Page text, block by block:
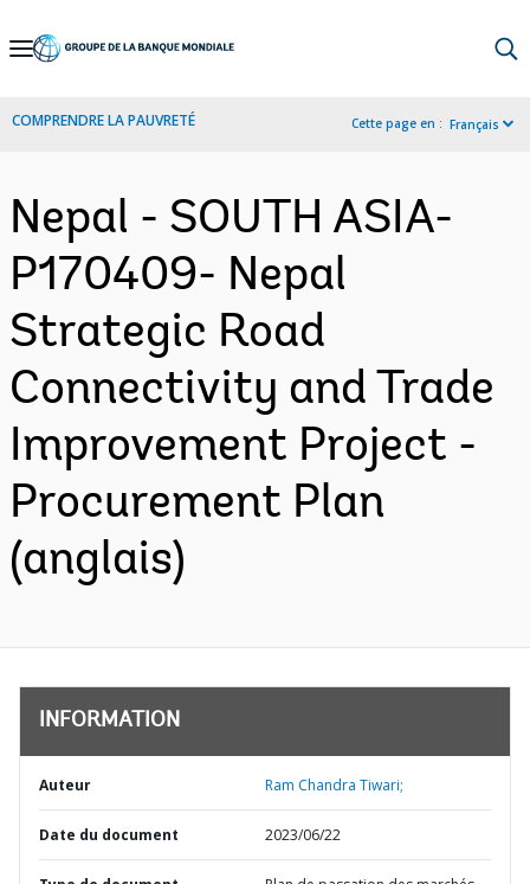
Skip
Navigation
COMPRENDRE LA PAUVRETÉ Cette page en : Français
Nepal - SOUTH ASIA-
P170409- Nepal
Strategic Road
Connectivity and Trade
Improvement Project -
Procurement Plan
(anglais)
INFORMATION
Auteur Ram Chandra Tiwari;
Date du document 2023/06/22